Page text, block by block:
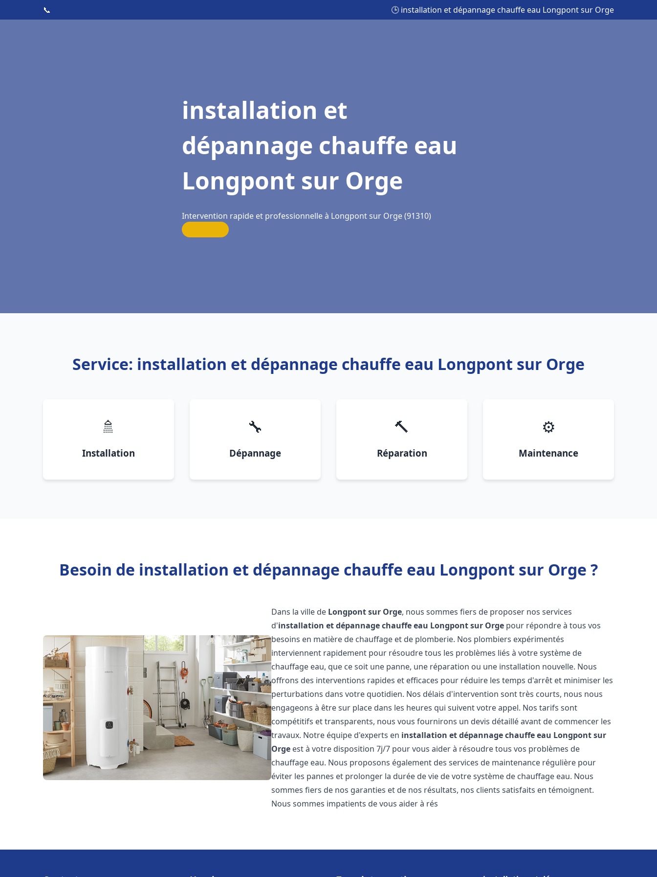
📞 🕒 installation et dépannage chauffe eau Longpont sur Orge
installation et
dépannage chauffe eau
Longpont sur Orge
Intervention rapide et professionnelle à Longpont sur Orge (91310)
Service: installation et dépannage chauffe eau Longpont sur Orge
🚿
Installation
🔧
Dépannage
🔨
Réparation
⚙️
Maintenance
Besoin de installation et dépannage chauffe eau Longpont sur Orge ?
Dans la ville de Longpont sur Orge, nous sommes fiers de proposer nos services
d'installation et dépannage chauffe eau Longpont sur Orge pour répondre à tous vos
besoins en matière de chauffage et de plomberie. Nos plombiers expérimentés
interviennent rapidement pour résoudre tous les problèmes liés à votre système de
chauffage eau, que ce soit une panne, une réparation ou une installation nouvelle. Nous
offrons des interventions rapides et efficaces pour réduire les temps d'arrêt et minimiser les
perturbations dans votre quotidien. Nos délais d'intervention sont très courts, nous nous
engageons à être sur place dans les heures qui suivent votre appel. Nos tarifs sont
compétitifs et transparents, nous vous fournirons un devis détaillé avant de commencer les
travaux. Notre équipe d'experts en installation et dépannage chauffe eau Longpont sur
Orge est à votre disposition 7j/7 pour vous aider à résoudre tous vos problèmes de
chauffage eau. Nous proposons également des services de maintenance régulière pour
éviter les pannes et prolonger la durée de vie de votre système de chauffage eau. Nous
sommes fiers de nos garanties et de nos résultats, nos clients satisfaits en témoignent.
Nous sommes impatients de vous aider à rés